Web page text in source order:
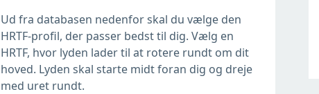
Ud fra databasen nedenfor skal du vælge den
HRTF-profil, der passer bedst til dig. Vælg en
HRTF, hvor lyden lader til at rotere rundt om dit
hoved. Lyden skal starte midt foran dig og dreje
med uret rundt.